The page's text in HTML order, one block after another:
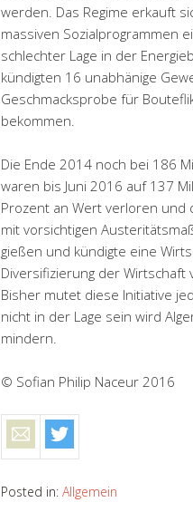
werden. Das Regime erkauft
massiven Sozialprogrammen
schlechter Lage in der
kündigten 16 unabhänige
Geschmacksprobe für
bekommen.
Die Ende 2014 noch bei 186
waren bis Juni 2016 auf 137
Prozent an Wert verloren und
mit vorsichtigen
gießen und kündigte eine
Diversifizierung der Wirtschaft
Bisher mutet diese Initiative
nicht in der Lage sein wird
mindern.
© Sofian Philip Naceur 2016
Posted in: Allgemein